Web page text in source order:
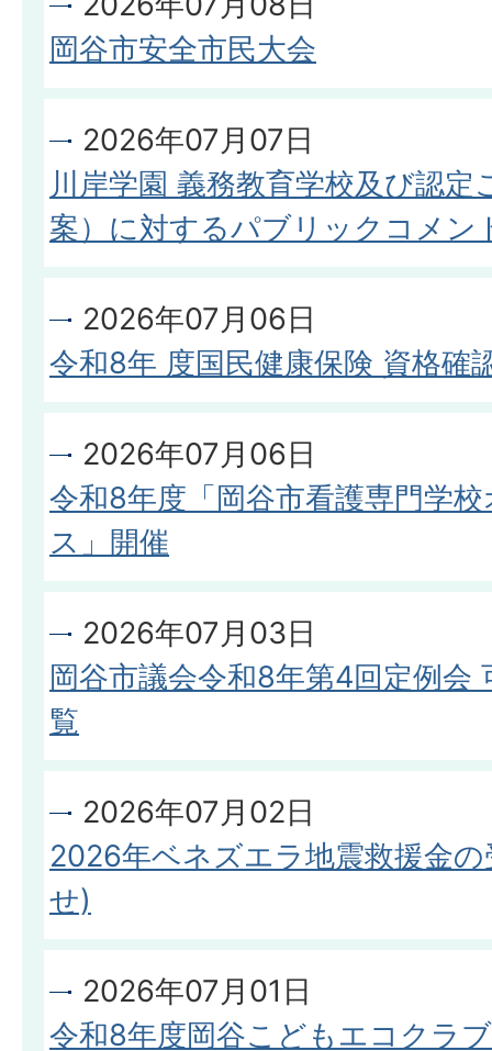
岡谷市安全市民大会
2026年07月07日
川岸学園 義務教育学校及び認定
案）に対するパブリックコメン
2026年07月06日
令和8年 度国民健康保険 資格確
2026年07月06日
令和8年度「岡谷市看護専門学
ス」開催
2026年07月03日
岡谷市議会令和8年第4回定例会
覧
2026年07月02日
2026年ベネズエラ地震救援金
せ)
2026年07月01日
令和8年度岡谷こどもエコクラ